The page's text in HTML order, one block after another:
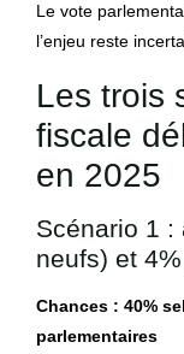
Le vote
l’enjeu reste
Les trois
fiscale
en 2025
Scénario 1 :
neufs) et
Chances : 40%
parlementaires